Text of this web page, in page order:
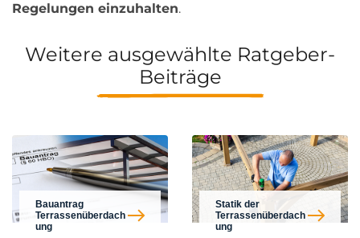
Regelungen einzuhalten.
Weitere ausgewählte Ratgeber-
Beiträge
Bauantrag
Terrassenüberdach
ung
Statik der
Terrassenüberdach
ung